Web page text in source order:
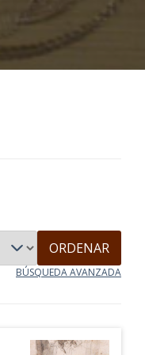
ORDENAR
BÚSQUEDA AVANZADA